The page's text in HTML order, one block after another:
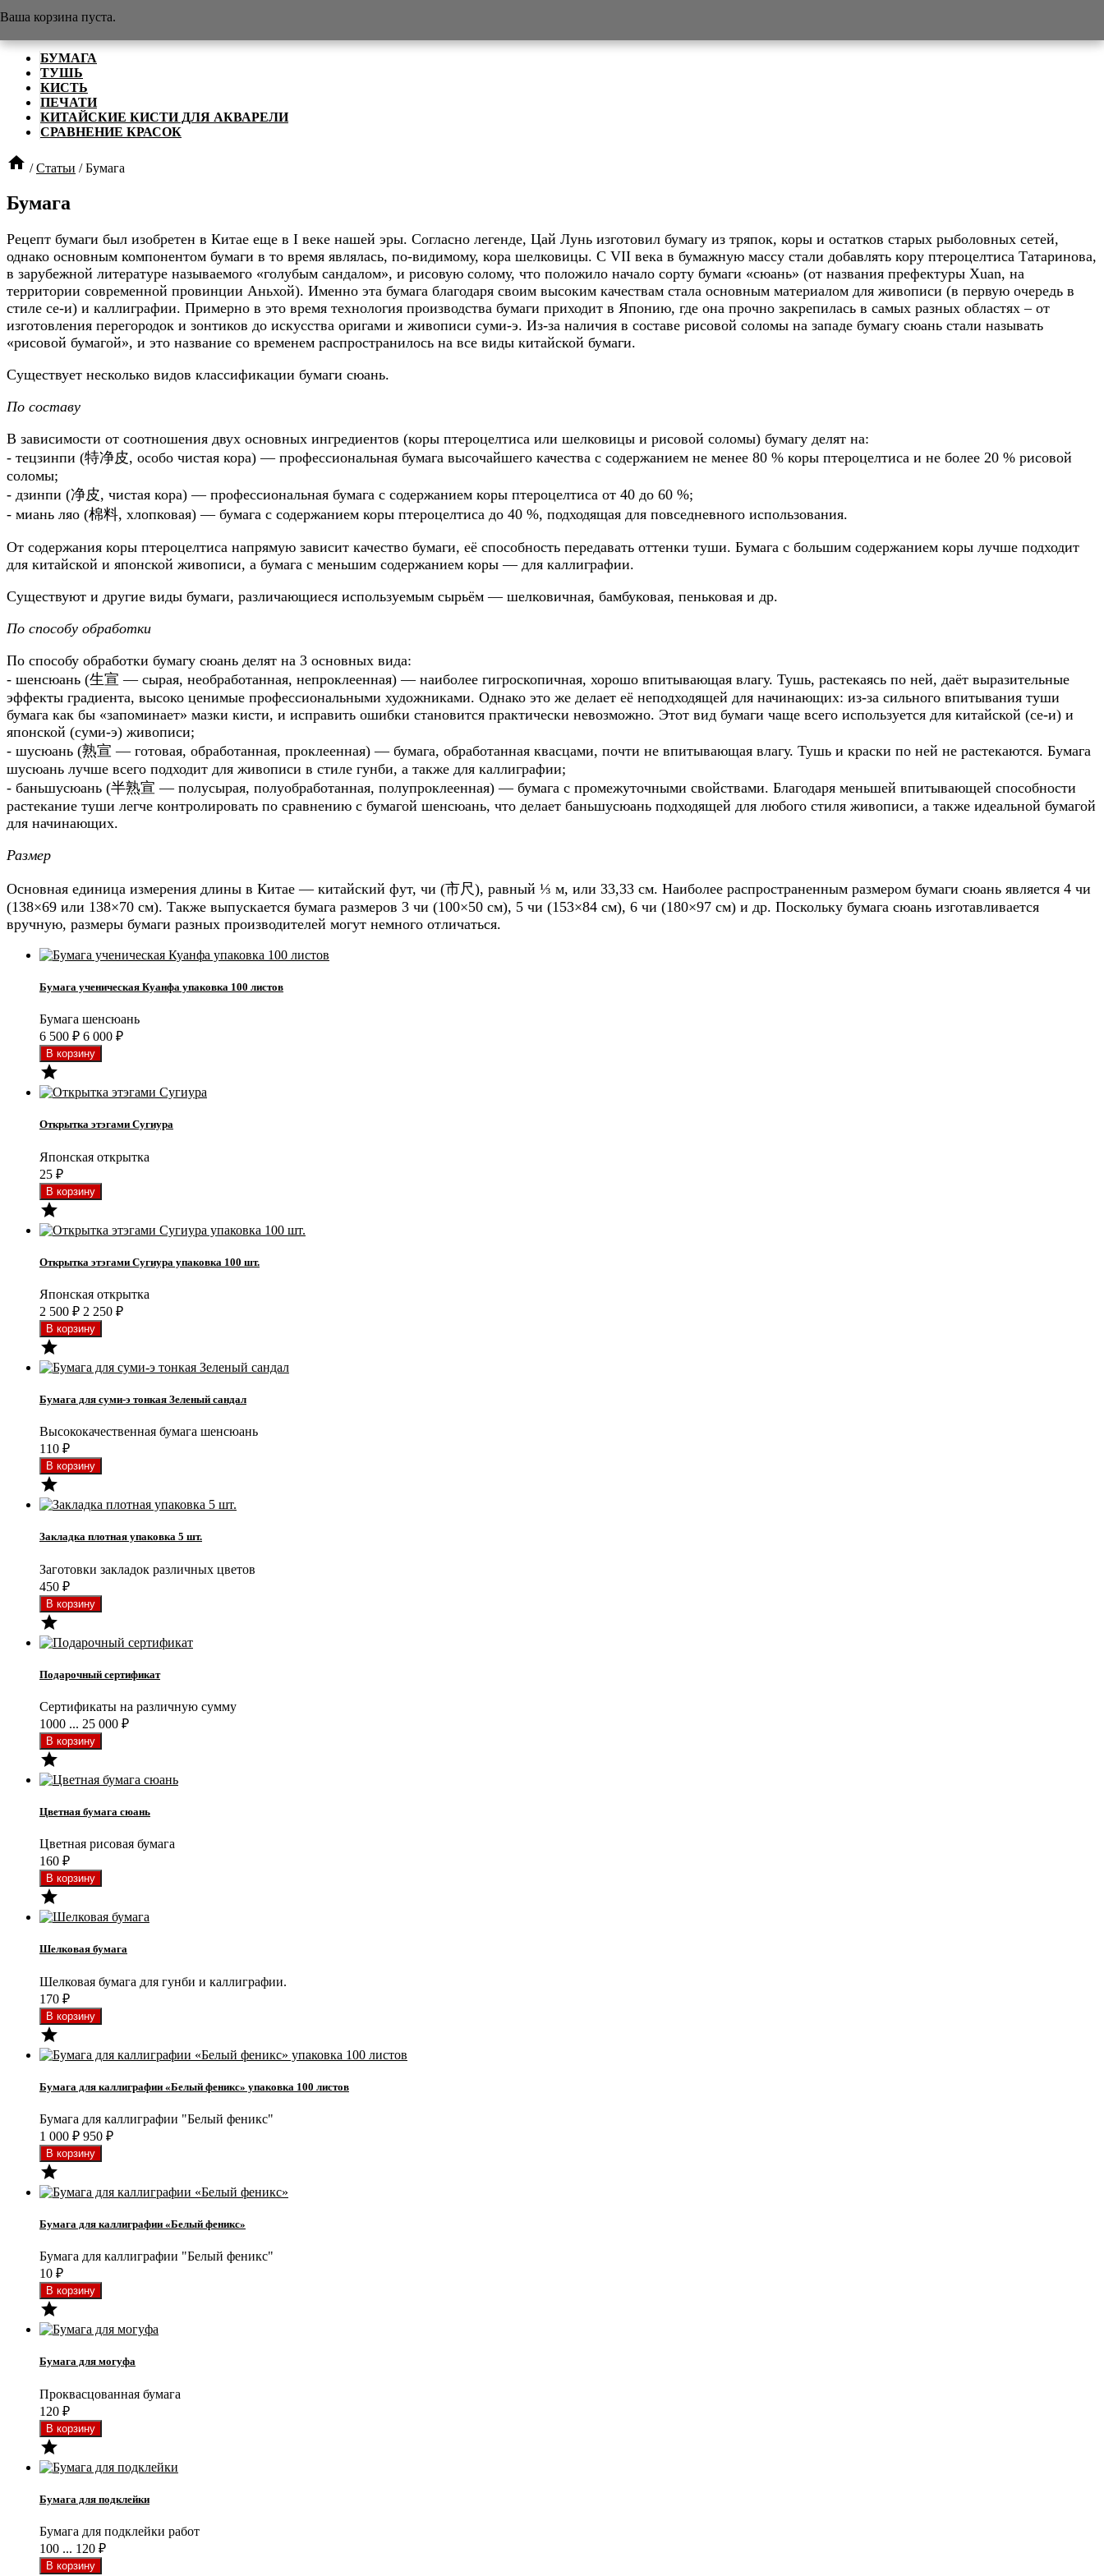

БУМАГА
ТУШЬ
КИСТЬ
ПЕЧАТИ
КИТАЙСКИЕ КИСТИ ДЛЯ АКВАРЕЛИ
СРАВНЕНИЕ КРАСОК
 / Статьи /Бумага
Бумага
Рецепт бумаги был изобретен в Китае еще в I веке нашей эры. Согласно легенде, Цай Лунь изготовил бумагу из тряпок, коры и остатков старых рыболовных сетей,
однако основным компонентом бумаги в то время являлась, по-видимому, кора шелковицы. С VII века в бумажную массу стали добавлять кору птероцелтиса Татаринова,
в зарубежной литературе называемого «голубым сандалом», и рисовую солому, что положило начало сорту бумаги «сюань» (от названия префектуры Xuan, на
территории современной провинции Аньхой). Именно эта бумага благодаря своим высоким качествам стала основным материалом для живописи (в первую очередь в
стиле се-и) и каллиграфии. Примерно в это время технология производства бумаги приходит в Японию, где она прочно закрепилась в самых разных областях – от
изготовления перегородок и зонтиков до искусства оригами и живописи суми-э. Из-за наличия в составе рисовой соломы на западе бумагу сюань стали называть
«рисовой бумагой», и это название со временем распространилось на все виды китайской бумаги.
Существует несколько видов классификации бумаги сюань.
По составу
В зависимости от соотношения двух основных ингредиентов (коры птероцелтиса или шелковицы и рисовой соломы) бумагу делят на:
- тецзинпи (特净皮, особо чистая кора) — профессиональная бумага высочайшего качества с содержанием не менее 80 % коры птероцелтиса и не более 20 % рисовой
соломы;
- дзинпи (净皮, чистая кора) — профессиональная бумага с содержанием коры птероцелтиса от 40 до 60 %;
- миань ляо (棉料, хлопковая) — бумага с содержанием коры птероцелтиса до 40 %, подходящая для повседневного использования.
От содержания коры птероцелтиса напрямую зависит качество бумаги, её способность передавать оттенки туши. Бумага с большим содержанием коры лучше подходит
для китайской и японской живописи, а бумага с меньшим содержанием коры — для каллиграфии.
Существуют и другие виды бумаги, различающиеся используемым сырьём — шелковичная, бамбуковая, пеньковая и др.
По способу обработки
По способу обработки бумагу сюань делят на 3 основных вида:
- шенсюань (生宣 — сырая, необработанная, непроклеенная) — наиболее гигроскопичная, хорошо впитывающая влагу. Тушь, растекаясь по ней, даёт выразительные
эффекты градиента, высоко ценимые профессиональными художниками. Однако это же делает её неподходящей для начинающих: из-за сильного впитывания туши
бумага как бы «запоминает» мазки кисти, и исправить ошибки становится практически невозможно. Этот вид бумаги чаще всего используется для китайской (се-и) и
японской (суми-э) живописи;
- шусюань (熟宣 — готовая, обработанная, проклеенная) — бумага, обработанная квасцами, почти не впитывающая влагу. Тушь и краски по ней не растекаются. Бумага
шусюань лучше всего подходит для живописи в стиле гунби, а также для каллиграфии;
- баньшусюань (半熟宣 — полусырая, полуобработанная, полупроклеенная) — бумага с промежуточными свойствами. Благодаря меньшей впитывающей способности
растекание туши легче контролировать по сравнению с бумагой шенсюань, что делает баньшусюань подходящей для любого стиля живописи, а также идеальной бумагой
для начинающих.
Размер
Основная единица измерения длины в Китае — китайский фут, чи (市尺), равный ⅓ м, или 33,33 см. Наиболее распространенным размером бумаги сюань является 4 чи
(138×69 или 138×70 см). Также выпускается бумага размеров 3 чи (100×50 см), 5 чи (153×84 см), 6 чи (180×97 см) и др. Поскольку бумага сюань изготавливается
вручную, размеры бумаги разных производителей могут немного отличаться.
Бумага ученическая Куанфа упаковка 100 листов
Бумага шенсюань
6 500 ₽ 6 000 ₽

Открытка этэгами Сугиура
Японская открытка
25 ₽

Открытка этэгами Сугиура упаковка 100 шт.
Японская открытка
2 500 ₽ 2 250 ₽

Бумага для суми-э тонкая Зеленый сандал
Высококачественная бумага шенсюань
110 ₽

Закладка плотная упаковка 5 шт.
Заготовки закладок различных цветов
450 ₽

Подарочный сертификат
Сертификаты на различную сумму
1000 ... 25 000 ₽

Цветная бумага сюань
Цветная рисовая бумага
160 ₽

Шелковая бумага
Шелковая бумага для гунби и каллиграфии.
170 ₽

Бумага для каллиграфии «Белый феникс» упаковка 100 листов
Бумага для каллиграфии "Белый феникс"
1 000 ₽ 950 ₽

Бумага для каллиграфии «Белый феникс»
Бумага для каллиграфии "Белый феникс"
10 ₽

Бумага для могуфа
Проквасцованная бумага
120 ₽

Бумага для подклейки
Бумага для подклейки работ
100 ... 120 ₽
Ваша корзина пуста.